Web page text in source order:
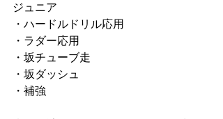
ジュニア
・ハードルドリル応用
・ラダー応用
・坂チューブ走
・坂ダッシュ
・補強